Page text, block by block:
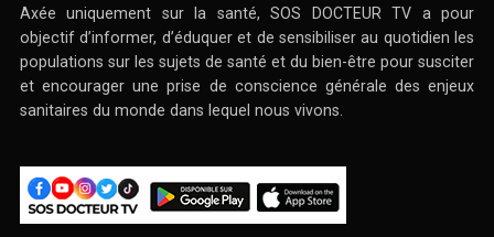
Axée uniquement sur la santé, SOS DOCTEUR TV a pour
objectif d’informer, d’éduquer et de sensibiliser au quotidien les
populations sur les sujets de santé et du bien-être pour susciter
et encourager une prise de conscience générale des enjeux
sanitaires du monde dans lequel nous vivons.